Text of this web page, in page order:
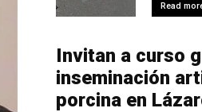
Read
Invitan a curso
inseminación
porcina en